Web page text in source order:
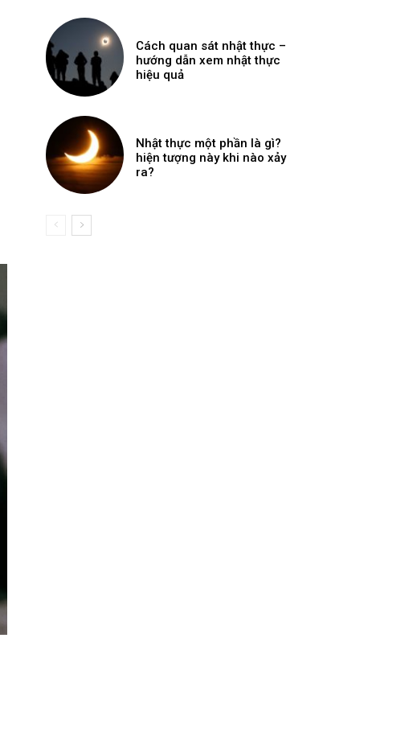
Cách quan sát nhật thực –
hướng dẫn xem nhật thực
hiệu quả
Nhật thực một phần là gì?
hiện tượng này khi nào xảy
ra?